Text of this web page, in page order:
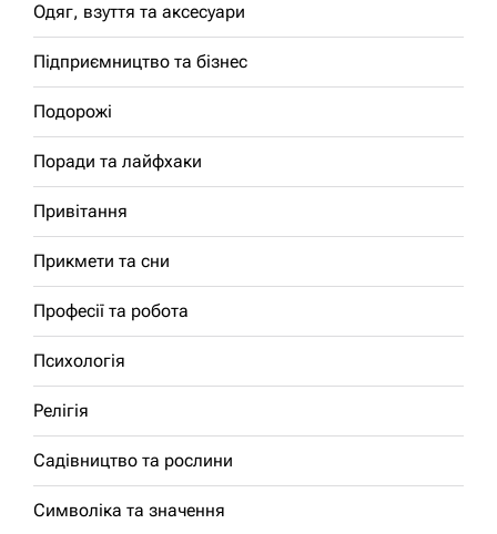
Одяг, взуття та аксесуари
Підприємництво та бізнес
Подорожі
Поради та лайфхаки
Привітання
Прикмети та сни
Професії та робота
Психологія
Релігія
Садівництво та рослини
Символіка та значення